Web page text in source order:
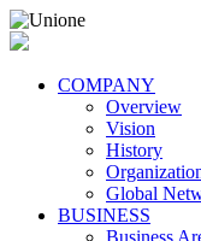
COMPANY
Overview
Vision
History
Global
BUSINESS
Business